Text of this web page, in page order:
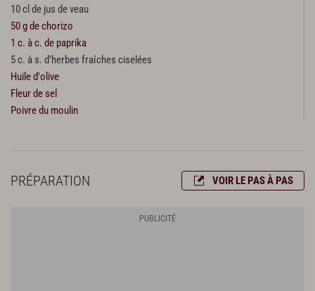
10 cl de jus de veau
50 g de chorizo
1 c. à c. de paprika
5 c. à s. d’herbes fraîches ciselées
Huile d'olive
Fleur de sel
Poivre du moulin
PRÉPARATION VOIR LE PAS À PAS